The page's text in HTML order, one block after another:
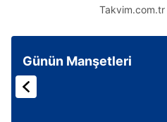
Takvim.com.tr
Günün Manşetleri